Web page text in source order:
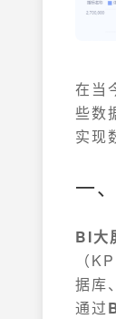
在当
些数
实现
一
BI大
（
据库
通过